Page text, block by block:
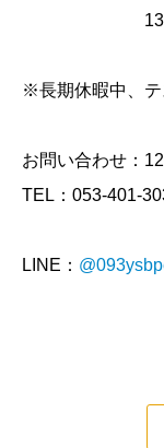
13:00〜
※長期休暇中、テ
お問い合わせ：
TEL：053-401-
LINE：